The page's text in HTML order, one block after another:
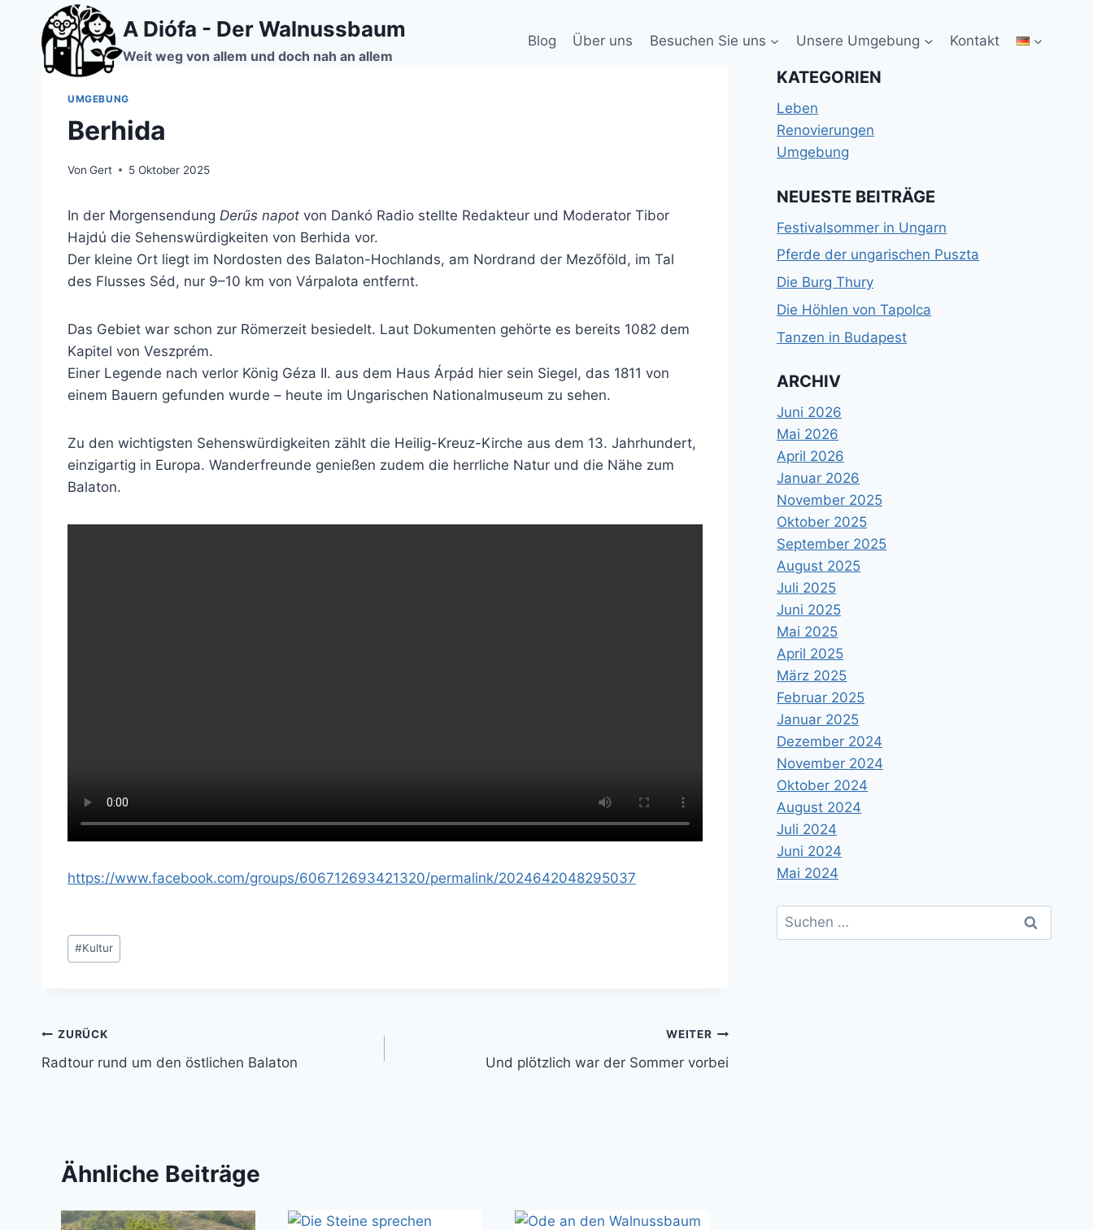
springen
A Diófa - Der Walnussbaum
Weit weg von allem und doch nah an allem
Blog Über uns Besuchen Sie uns Unsere Umgebung Kontakt
UMGEBUNG
Berhida
Von Gert 5 Oktober 2025
In der Morgensendung Derűs napot von Dankó Radio stellte Redakteur und Moderator Tibor
Hajdú die Sehenswürdigkeiten von Berhida vor.
Der kleine Ort liegt im Nordosten des Balaton-Hochlands, am Nordrand der Mezőföld, im Tal
des Flusses Séd, nur 9–10 km von Várpalota entfernt.
Das Gebiet war schon zur Römerzeit besiedelt. Laut Dokumenten gehörte es bereits 1082 dem
Kapitel von Veszprém.
Einer Legende nach verlor König Géza II. aus dem Haus Árpád hier sein Siegel, das 1811 von
einem Bauern gefunden wurde – heute im Ungarischen Nationalmuseum zu sehen.
Zu den wichtigsten Sehenswürdigkeiten zählt die Heilig-Kreuz-Kirche aus dem 13. Jahrhundert,
einzigartig in Europa. Wanderfreunde genießen zudem die herrliche Natur und die Nähe zum
Balaton.
https://www.facebook.com/groups/606712693421320/permalink/2024642048295037
Schlagworte:
#Kultur
Beitragsnavigation
ZURÜCK
Radtour rund um den östlichen Balaton
WEITER
Und plötzlich war der Sommer vorbei
Ähnliche Beiträge
KATEGORIEN
Leben
Renovierungen
Umgebung
NEUESTE BEITRÄGE
Festivalsommer in Ungarn
Pferde der ungarischen Puszta
Die Burg Thury
Die Höhlen von Tapolca
Tanzen in Budapest
ARCHIV
Juni 2026
Mai 2026
April 2026
Januar 2026
November 2025
Oktober 2025
September 2025
August 2025
Juli 2025
Juni 2025
Mai 2025
April 2025
März 2025
Februar 2025
Januar 2025
Dezember 2024
November 2024
Oktober 2024
August 2024
Juli 2024
Juni 2024
Mai 2024
Suchen
nach: